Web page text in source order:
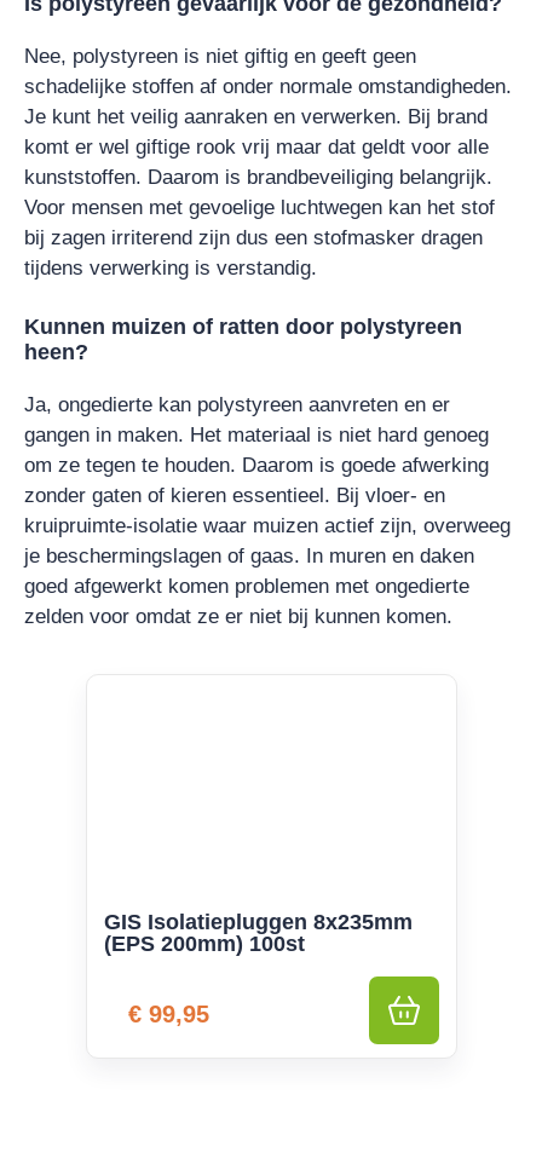
Nee, polystyreen is niet giftig en geeft geen
schadelijke stoffen af onder normale omstandigheden.
Je kunt het veilig aanraken en verwerken. Bij brand
komt er wel giftige rook vrij maar dat geldt voor alle
kunststoffen. Daarom is brandbeveiliging belangrijk.
Voor mensen met gevoelige luchtwegen kan het stof
bij zagen irriterend zijn dus een stofmasker dragen
tijdens verwerking is verstandig.
Kunnen muizen of ratten door polystyreen
heen?
Ja, ongedierte kan polystyreen aanvreten en er
gangen in maken. Het materiaal is niet hard genoeg
om ze tegen te houden. Daarom is goede afwerking
zonder gaten of kieren essentieel. Bij vloer- en
kruipruimte-isolatie waar muizen actief zijn, overweeg
je beschermingslagen of gaas. In muren en daken
goed afgewerkt komen problemen met ongedierte
zelden voor omdat ze er niet bij kunnen komen.
GIS Isolatiepluggen 8x235mm
(EPS 200mm) 100st
€99,95